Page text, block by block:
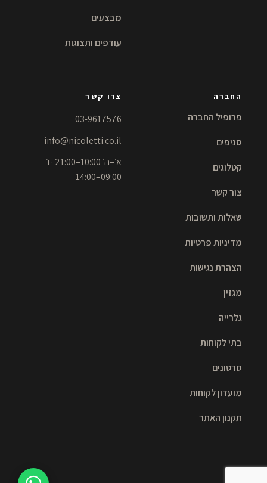
מבצעים
עודפים ותצוגות
החברה
פרופיל החברה
סניפים
קטלוגים
צור קשר
שאלות ותשובות
מדיניות פרטיות
הצהרת נגישות
מגזין
גלרייה
בתי לקוחות
סרטונים
מועדון לקוחות
תקנון האתר
צרו קשר
03-9617576
info@nicoletti.co.il
א׳–ה׳ 10:00–21:00 · ו׳
09:00–14:00